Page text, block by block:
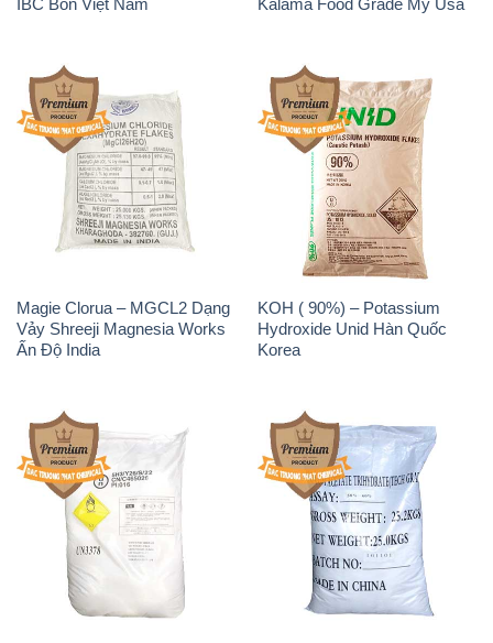
IBC Bồn Việt Nam Kalama Food Grade Mỹ Usa
Magie Clorua – MGCL2 Dạng
Vảy Shreeji Magnesia Works
Ấn Độ India
KOH ( 90%) – Potassium
Hydroxide Unid Hàn Quốc
Korea